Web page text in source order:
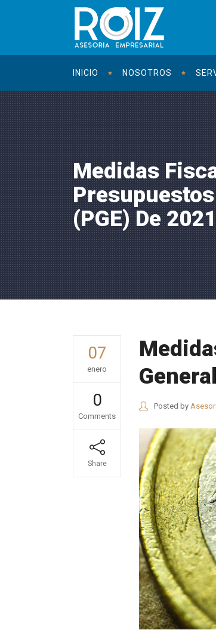
INICIO NOSOTROS
Medidas
(PGE) De 2021
07
enero
0
Comments
Share
Posted by